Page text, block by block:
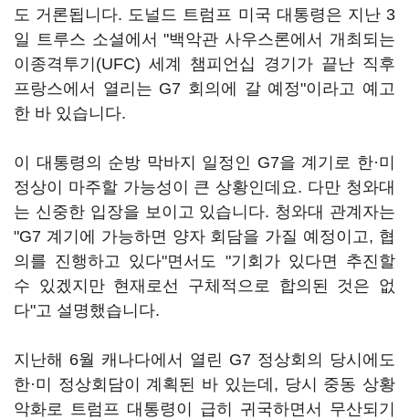
도 거론됩니다. 도널드 트럼프 미국 대통령은 지난 3
일 트루스 소셜에서 "백악관 사우스론에서 개최되는
이종격투기(UFC) 세계 챔피언십 경기가 끝난 직후
프랑스에서 열리는 G7 회의에 갈 예정"이라고 예고
한 바 있습니다.
이 대통령의 순방 막바지 일정인 G7을 계기로 한·미
정상이 마주할 가능성이 큰 상황인데요. 다만 청와대
는 신중한 입장을 보이고 있습니다. 청와대 관계자는
"G7 계기에 가능하면 양자 회담을 가질 예정이고, 협
의를 진행하고 있다"면서도 "기회가 있다면 추진할
수 있겠지만 현재로선 구체적으로 합의된 것은 없
다"고 설명했습니다.
지난해 6월 캐나다에서 열린 G7 정상회의 당시에도
한·미 정상회담이 계획된 바 있는데, 당시 중동 상황
악화로 트럼프 대통령이 급히 귀국하면서 무산되기